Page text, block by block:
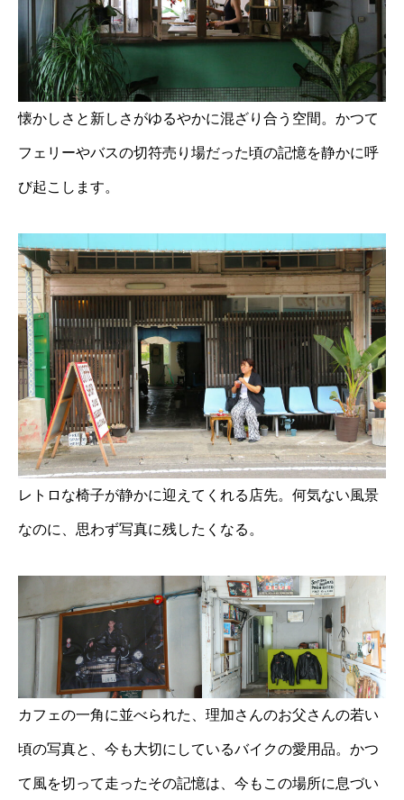
懐かしさと新しさがゆるやかに混ざり合う空間。かつて
フェリーやバスの切符売り場だった頃の記憶を静かに呼
び起こします。
レトロな椅子が静かに迎えてくれる店先。何気ない風景
なのに、思わず写真に残したくなる。
カフェの一角に並べられた、理加さんのお父さんの若い
頃の写真と、今も大切にしているバイクの愛用品。かつ
て風を切って走ったその記憶は、今もこの場所に息づい